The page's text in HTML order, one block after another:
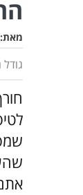
מאת:
גודל